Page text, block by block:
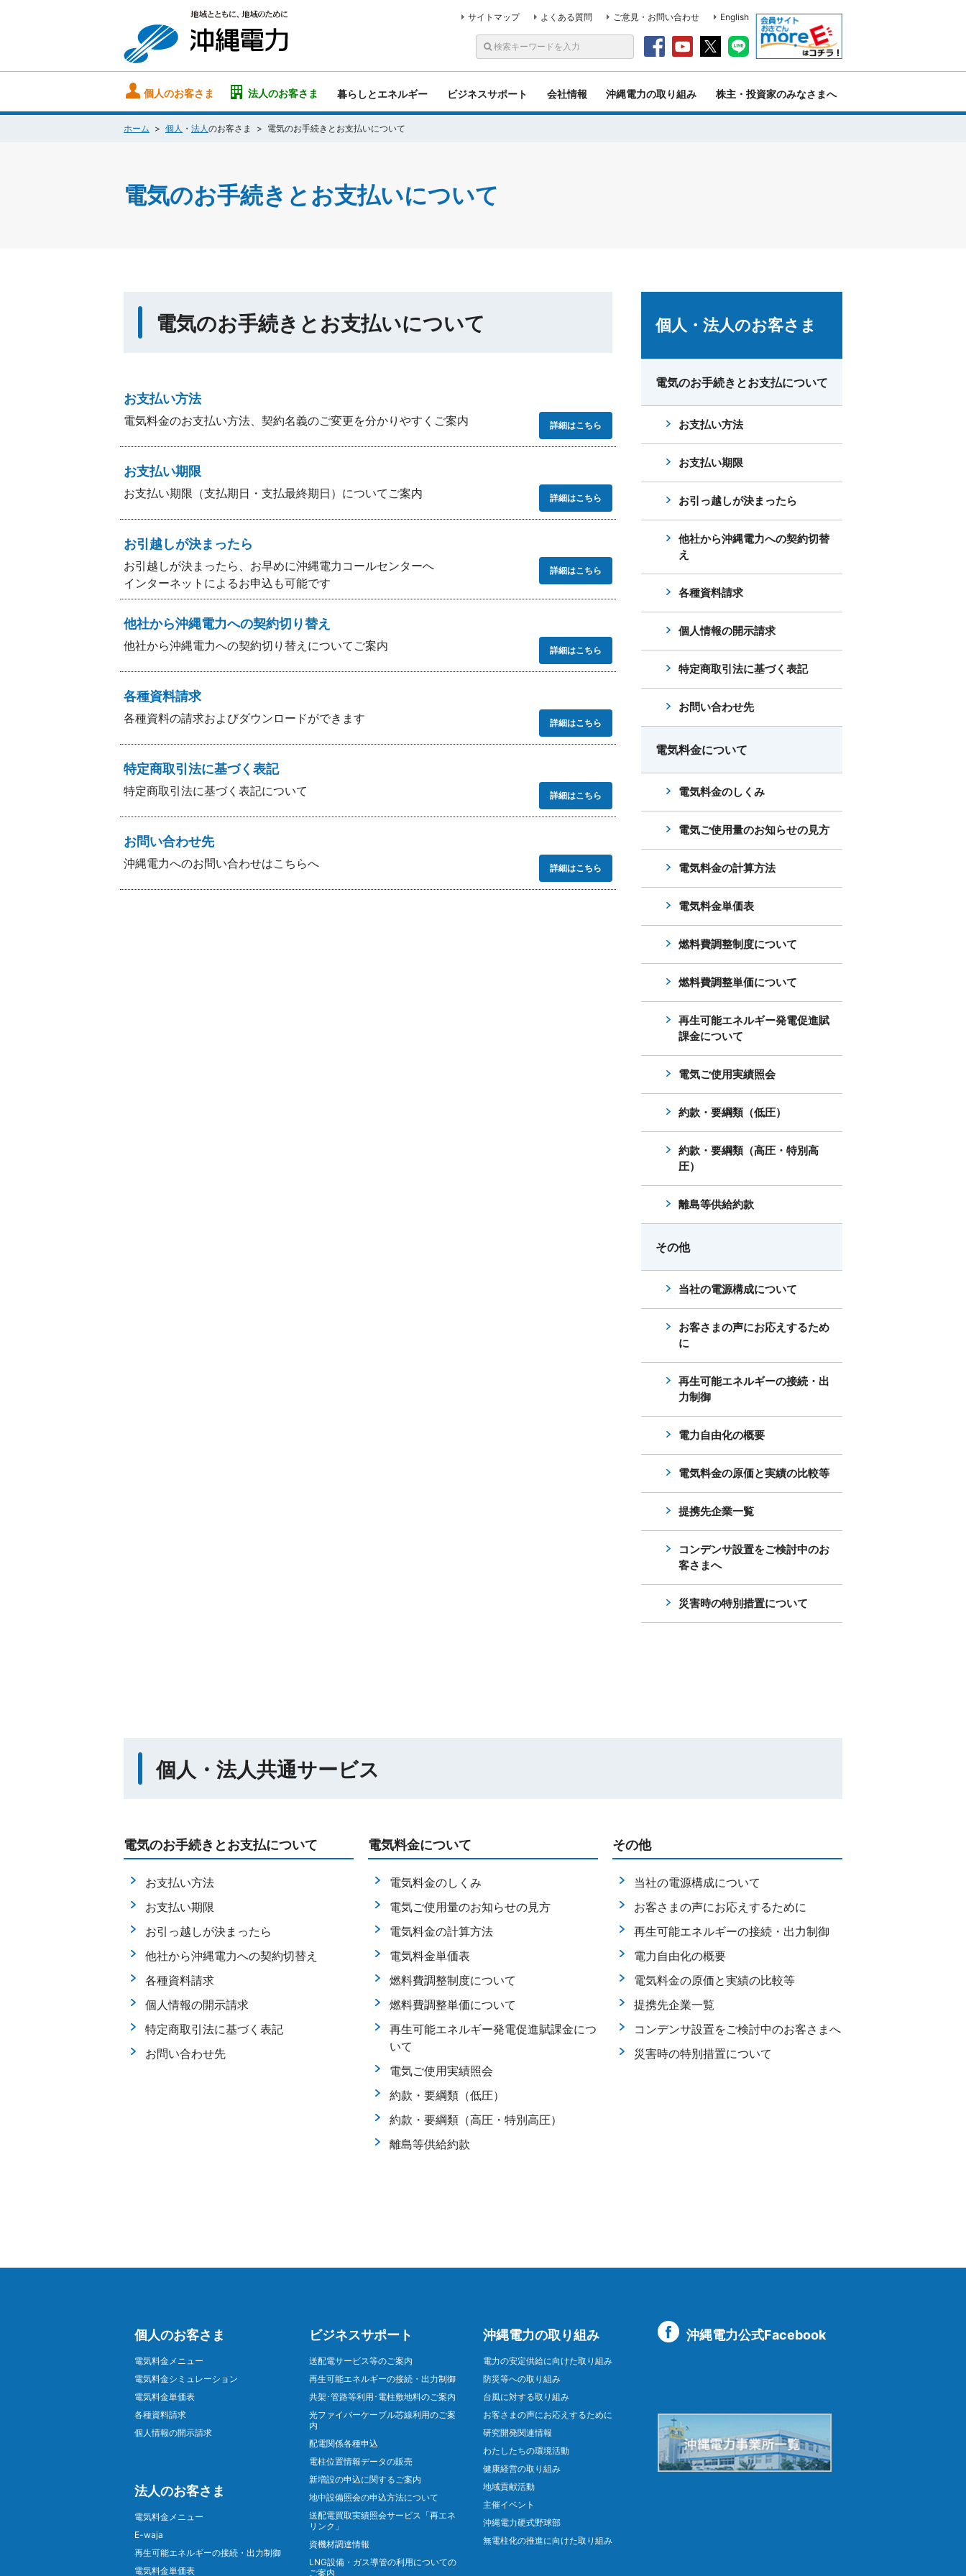
サイトマップ よくある質問 ご意見・お問い合わせ English
個人のお客さま 法人のお客さま 暮らしとエネルギー ビジネスサポート 会社情報 沖縄電力の取り組み 株主・投資家のみなさまへ
ホーム 個人 ・ 法人のお客さま 電気のお手続きとお支払いについて
電気のお手続きとお支払いについて
電気のお手続きとお支払いについて
お支払い方法
電気料金のお支払い方法、契約名義のご変更を分かりやすくご案内 詳細はこちら
お支払い期限
お支払い期限（支払期日・支払最終期日）についてご案内 詳細はこちら
お引越しが決まったら
お引越しが決まったら、お早めに沖縄電力コールセンターへ
インターネットによるお申込も可能です
詳細はこちら
他社から沖縄電力への契約切り替え
他社から沖縄電力への契約切り替えについてご案内 詳細はこちら
各種資料請求
各種資料の請求およびダウンロードができます 詳細はこちら
特定商取引法に基づく表記
特定商取引法に基づく表記について 詳細はこちら
お問い合わせ先
沖縄電力へのお問い合わせはこちらへ 詳細はこちら
個人・法人のお客さま
電気のお手続きとお支払について
お支払い方法
お支払い期限
お引っ越しが決まったら
他社から沖縄電力への契約切替
え
各種資料請求
個人情報の開示請求
特定商取引法に基づく表記
お問い合わせ先
電気料金について
電気料金のしくみ
電気ご使用量のお知らせの見方
電気料金の計算方法
電気料金単価表
燃料費調整制度について
燃料費調整単価について
再生可能エネルギー発電促進賦
課金について
電気ご使用実績照会
約款・要綱類（低圧）
約款・要綱類（高圧・特別高
圧）
離島等供給約款
その他
当社の電源構成について
お客さまの声にお応えするため
に
再生可能エネルギーの接続・出
力制御
電力自由化の概要
電気料金の原価と実績の比較等
提携先企業一覧
コンデンサ設置をご検討中のお
客さまへ
災害時の特別措置について
個人・法人共通サービス
電気のお手続きとお支払について
お支払い方法
お支払い期限
お引っ越しが決まったら
他社から沖縄電力への契約切替え
各種資料請求
個人情報の開示請求
特定商取引法に基づく表記
お問い合わせ先
電気料金について
電気料金のしくみ
電気ご使用量のお知らせの見方
電気料金の計算方法
電気料金単価表
燃料費調整制度について
燃料費調整単価について
再生可能エネルギー発電促進賦課金につ
いて
電気ご使用実績照会
約款・要綱類（低圧）
約款・要綱類（高圧・特別高圧）
離島等供給約款
その他
当社の電源構成について
お客さまの声にお応えするために
再生可能エネルギーの接続・出力制御
電力自由化の概要
電気料金の原価と実績の比較等
提携先企業一覧
コンデンサ設置をご検討中のお客さまへ
災害時の特別措置について
個人のお客さま
電気料金メニュー
電気料金シミュレーション
電気料金単価表
各種資料請求
個人情報の開示請求
法人のお客さま
電気料金メニュー
E-waja
再生可能エネルギーの接続・出力制御
電気料金単価表
ビジネスサポート
送配電サービス等のご案内
再生可能エネルギーの接続・出力制御
共架･管路等利用･電柱敷地料のご案内
光ファイバーケーブル芯線利用のご案
内
配電関係各種申込
電柱位置情報データの販売
新増設の申込に関するご案内
地中設備照会の申込方法について
送配電買取実績照会サービス「再エネ
リンク」
資機材調達情報
LNG設備・ガス導管の利用についての
ご案内
沖縄電力の取り組み
電力の安定供給に向けた取り組み
防災等への取り組み
台風に対する取り組み
お客さまの声にお応えするために
研究開発関連情報
わたしたちの環境活動
健康経営の取り組み
地域貢献活動
主催イベント
沖縄電力硬式野球部
無電柱化の推進に向けた取り組み
沖縄電力公式Facebook